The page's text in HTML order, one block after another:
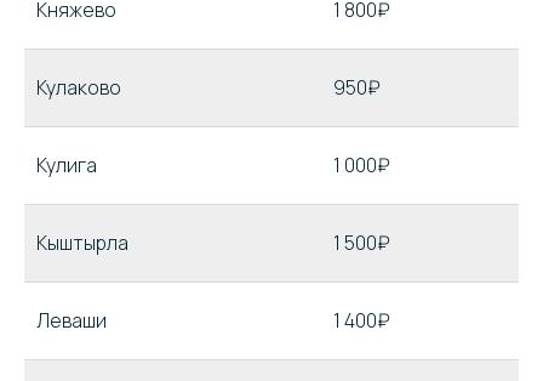
Княжево 1 800₽
Кулаково 950₽
Кулига 1 000₽
Кыштырла 1 500₽
Леваши 1 400₽